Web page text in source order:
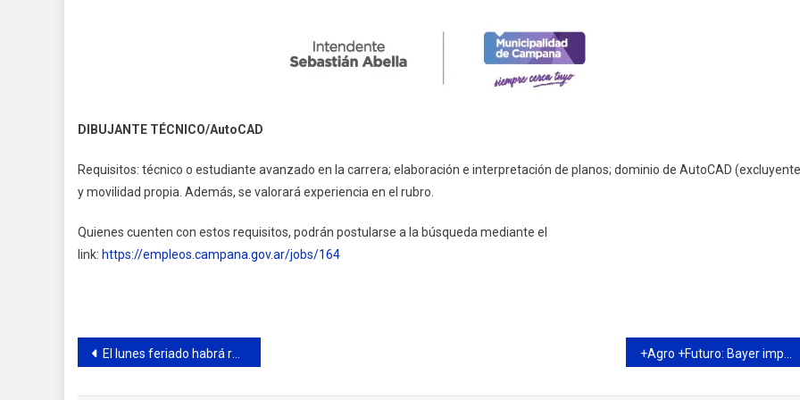
DIBUJANTE TÉCNICO/AutoCAD
Requisitos: técnico o estudiante avanzado en la carrera; elaboración e interpretación de planos; dominio de AutoCAD
y movilidad propia. Además, se valorará experiencia en el rubro.
Quienes cuenten con estos requisitos, podrán postularse a la búsqueda mediante el
link: https://empleos.campana.gov.ar/jobs/164
Navegación
de
El lunes feriado habrá recolección domiciliaria de residuos